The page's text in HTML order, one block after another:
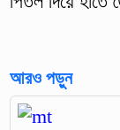
আরও পড়ুন